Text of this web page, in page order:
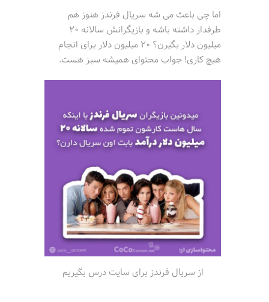
اما چی باعث می شه سریال فرندز هنوز هم
طرفدار داشته باشه و بازیگرانش سالانه 20
میلیون دلار بگیرن؟ 20 میلیون دلار برای انجام
هیچ کاری! جواب محتوای همیشه سبز هست.
از سریال فرندز برای سایت درس بگیریم